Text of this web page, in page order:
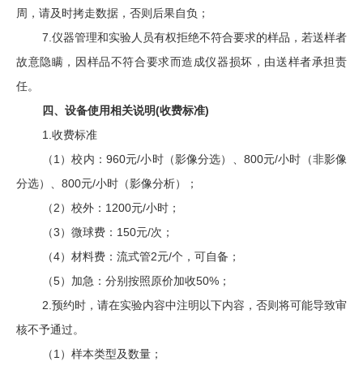
周，请及时拷走数据，否则后果自负；
7. 仪器管理和实验人员有权拒绝不符合要求的样品，若送样者
故意隐瞒，因样品不符合要求而造成仪器损坏，由送样者承担责
任。
四、设备使用相关说明(收费标准)
1. 收费标准
（1 ）校内： 960元/小时（影像分选）、 800元/小时（非影像
分选）、 800元/小时（影像分析）；
（2）校外： 1200元/小时；
（3）微球费： 150元/次；
（4）材料费：流式管2元/个，可自备；
（5）加急：分别按照原价加收50% ；
2. 预约时，请在实验内容中注明以下内容，否则将可能导致审
核不予通过。
（1 ）样本类型及数量；